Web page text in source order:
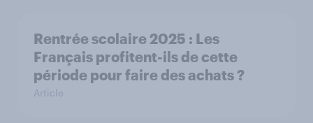
Rentrée scolaire 2025 : Les
Français profitent-ils de cette
période pour faire des achats ?
Article